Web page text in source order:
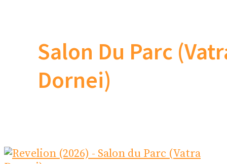
Salon Du Parc
Dornei)